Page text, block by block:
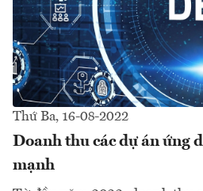
Thứ Ba, 16-08-2022
Doanh thu các dự án ứng
mạnh